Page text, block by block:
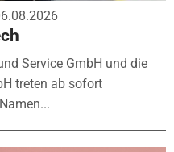
Service GmbH und die
treten ab sofort